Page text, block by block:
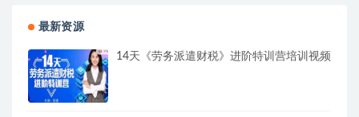
最新资源
14天《劳务派遣财税》进阶特训营培训视频